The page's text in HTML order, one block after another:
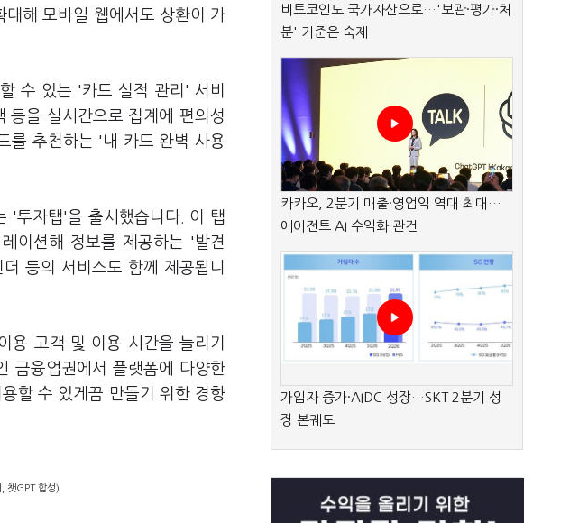
해 모바일 웹에서도 상환이 가
수 있는 '카드 실적 관리' 서비
등을 실시간으로 집계에 편의성
를 추천하는 '내 카드 완벽 사용
'투자탭'을 출시했습니다. 이 탭
이션해 정보를 제공하는 '발견
등의 서비스도 함께 제공됩니
용 고객 및 이용 시간을 늘리기
금융업권에서 플랫폼에 다양한
할 수 있게끔 만들기 위한 경향
챗GPT 합성)
비트코인도 국가자산으로…'보관·평가·처
분' 기준은 숙제
카카오, 2분기 매출·영업익 역대 최대…
에이전트 AI 수익화 관건
가입자 증가·AIDC 성장…SKT 2분기 성
장 본궤도